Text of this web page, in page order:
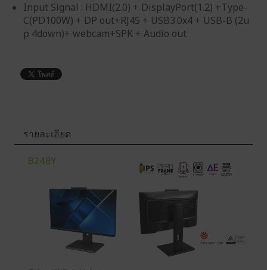
Input Signal : HDMI(2.0) + DisplayPort(1.2) +Type-
C(PD100W) + DP out+RJ45 + USB3.0x4 + USB-B (2u
p 4down)+ webcam+SPK + Audio out
รายละเอียด